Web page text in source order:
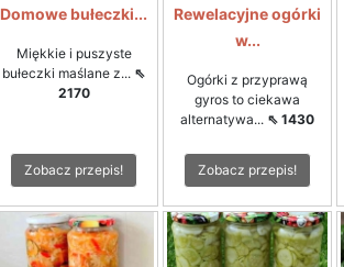
Domowe bułeczki...
Miękkie i puszyste
bułeczki maślane z... ⇖
2170
Zobacz przepis!
Rewelacyjne ogórki
w...
Ogórki z przyprawą
gyros to ciekawa
alternatywa... ⇖ 1430
Zobacz przepis!